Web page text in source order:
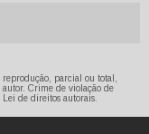
parcial ou total,
Crime de violação de
Lei de direitos autorais